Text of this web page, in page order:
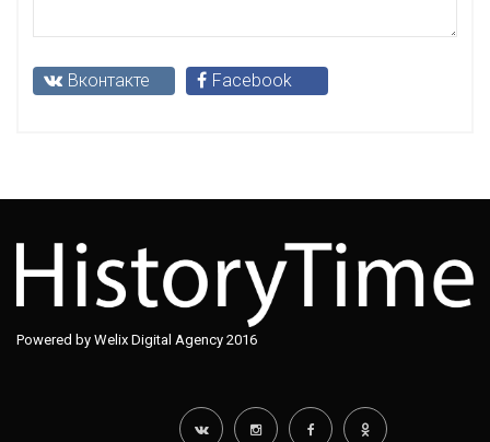
Вконтакте Facebook
Powered by Welix Digital Agency 2016